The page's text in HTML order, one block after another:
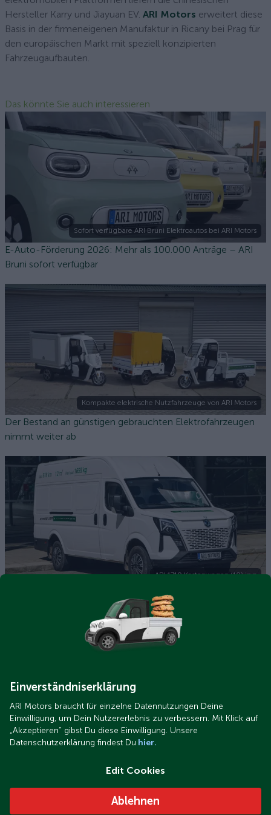
Hersteller Karry und Jiayuan EV. ARI Motors erweitert diese
Basis in der firmeneigenen Manufaktur in Ricany bei Prag für
den europäischen Markt mit speziell konzipierten
Fahrzeugaufbauten.
Das könnte Sie auch interessieren
Sofort verfügbare ARI Bruni Elektroautos bei ARI Motors
E-Auto-Förderung 2026: Mehr als 100.000 Anträge – ARI
Bruni sofort verfügbar
Kompakte elektrische Nutzfahrzeuge von ARI Motors
Der Bestand an günstigen gebrauchten Elektrofahrzeugen
nimmt weiter ab
ARI 1710 Kastenwagen (10).jpg
Warum sind die Leasingpreise bei ARI Motors höher? Wir
Einverständniserklärung
ARI Motors braucht für einzelne Datennutzungen Deine
Einwilligung, um Dein Nutzererlebnis zu verbessern. Mit Klick auf
„Akzeptieren“ gibst Du diese Einwilligung. Unsere
Datenschutzerklärung findest Du hier.
Edit Cookies
Ablehnen